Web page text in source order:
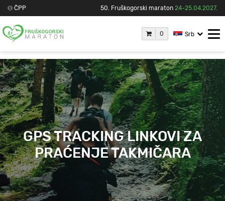
ČPP 50. Fruškogorski maraton 24-25.04.2027.
0 Srb
GPS TRACKING LINKOVI ZA
PRAĆENJE TAKMIČARA